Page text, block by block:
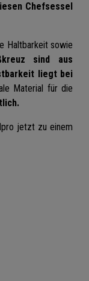
Chefsessel
Haltbarkeit sowie
sind aus
liegt bei
Material für die
jetzt zu einem